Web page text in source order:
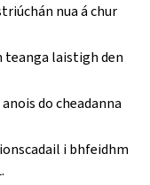
nua á chur
teanga laistigh den
do cheadanna
i bhfeidhm